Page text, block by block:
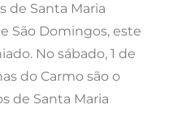
de Santa Maria
São Domingos, este
No sábado, 1 de
do Carmo são o
de Santa Maria